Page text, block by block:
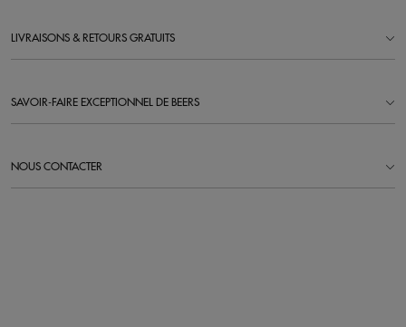
LIVRAISONS & RETOURS GRATUITS
SAVOIR-FAIRE EXCEPTIONNEL DE BEERS
NOUS CONTACTER